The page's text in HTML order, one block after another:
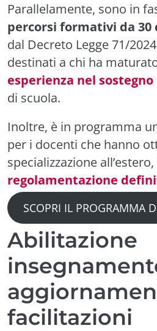
Parallelamente, sono in
percorsi formativi da 30
dal Decreto Legge 71/
destinati a chi ha
esperienza nel sostegno
di scuola.
Inoltre, è in programma
per i docenti che hanno
specializzazione all’estero,
regolamentazione
SCOPRI IL PROGRAMMA
Abilitazione
facilitazioni